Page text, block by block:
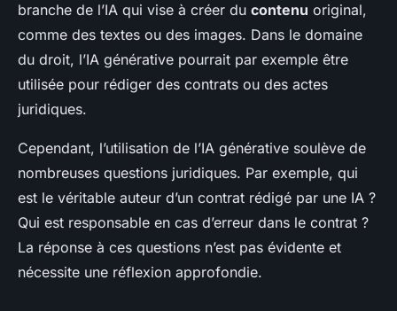
branche de l’IA qui vise à créer du contenu original,
comme des textes ou des images. Dans le domaine
du droit, l’IA générative pourrait par exemple être
utilisée pour rédiger des contrats ou des actes
juridiques.
Cependant, l’utilisation de l’IA générative soulève de
nombreuses questions juridiques. Par exemple, qui
est le véritable auteur d’un contrat rédigé par une IA ?
Qui est responsable en cas d’erreur dans le contrat ?
La réponse à ces questions n’est pas évidente et
nécessite une réflexion approfondie.